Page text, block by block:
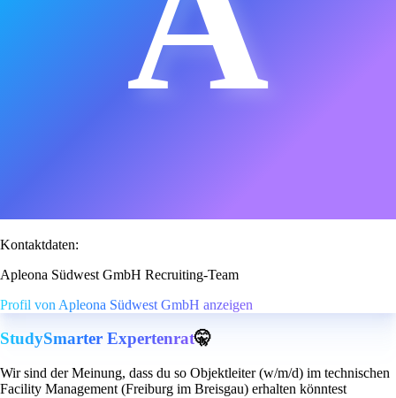
Kontaktdaten:
Apleona Südwest GmbH Recruiting-Team
Profil von Apleona Südwest GmbH anzeigen
StudySmarter Expertenrat🤫
Wir sind der Meinung, dass du so Objektleiter (w/m/d) im technischen
Facility Management (Freiburg im Breisgau) erhalten könntest